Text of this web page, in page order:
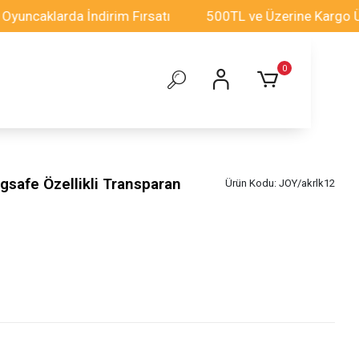
İndirim Fırsatı 500TL ve Üzerine Kargo
0
Özellikli Transparan Ürün Kodu: JOY/akrlk12